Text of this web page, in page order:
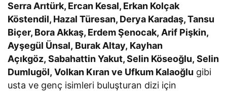
Serra Arıtürk, Ercan Kesal, Erkan Kolçak
Köstendil, Hazal Türesan, Derya Karadaş, Tansu
Biçer, Bora Akkaş, Erdem Şenocak, Arif Pişkin,
Ayşegül Ünsal, Burak Altay, Kayhan
Açıkgöz, Sabahattin Yakut, Selin Köseoğlu, Selin
Dumlugöl, Volkan Kıran ve Ufkum Kalaoğlu gibi
usta ve genç isimleri buluşturan dizi için